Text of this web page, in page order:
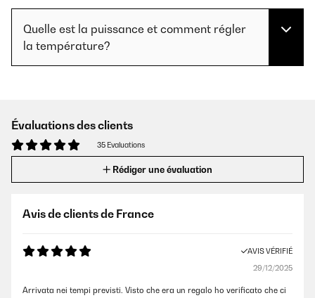
Quelle est la puissance et comment régler
la température?
Évaluations des clients
35 Evaluations
Rédiger une évaluation
Avis de clients de France
AVIS VÉRIFIÉ
29/12/2025
Arrivata nei tempi previsti. Visto che era un regalo ho verificato che ci